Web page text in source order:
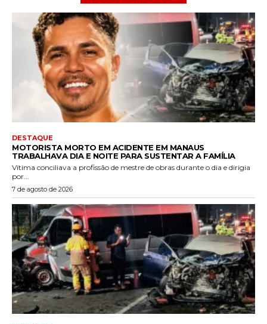
DESTAQUE
MOTORISTA MORTO EM ACIDENTE EM MANAUS
TRABALHAVA DIA E NOITE PARA SUSTENTAR A FAMÍLIA
Vítima conciliava a profissão de mestre de obras durante o dia e dirigia
por...
7 de agosto de 2026